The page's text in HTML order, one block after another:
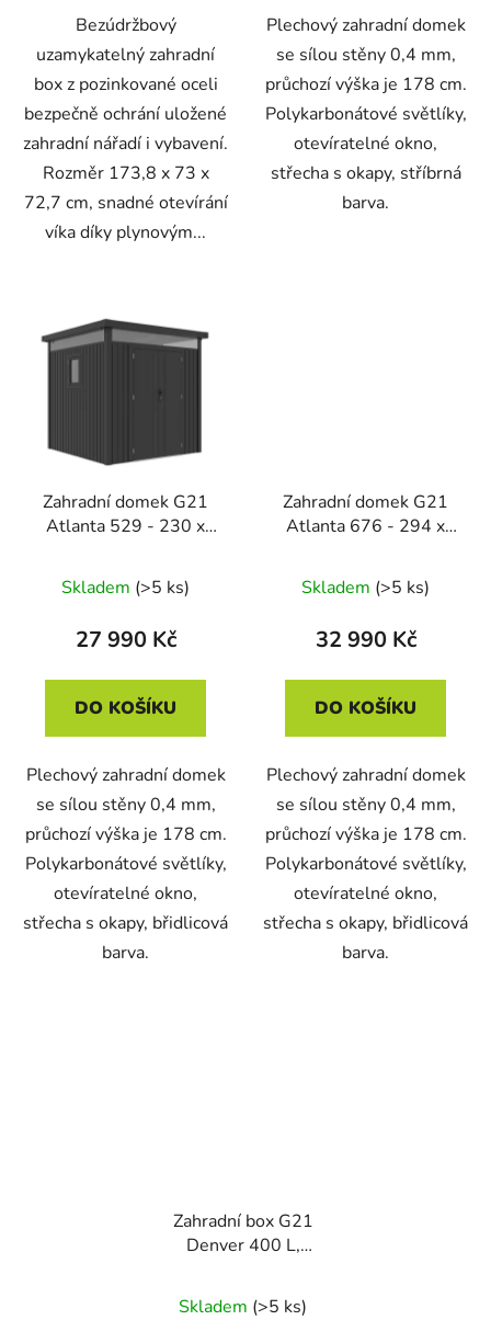
Bezúdržbový
uzamykatelný zahradní
box z pozinkované oceli
bezpečně ochrání uložené
zahradní nářadí i vybavení.
Rozměr 173,8 x 73 x
72,7 cm, snadné otevírání
víka díky plynovým...
Plechový zahradní domek
se sílou stěny 0,4 mm,
průchozí výška je 178 cm.
Polykarbonátové světlíky,
otevíratelné okno,
střecha s okapy, stříbrná
barva.
Zahradní domek G21
Atlanta 529 - 230 x
Skladem (>5 ks)
27 990 Kč
DO KOŠÍKU
Plechový zahradní domek
se sílou stěny 0,4 mm,
průchozí výška je 178 cm.
Polykarbonátové světlíky,
otevíratelné okno,
střecha s okapy, břidlicová
barva.
Zahradní domek G21
Atlanta 676 - 294 x
Skladem (>5 ks)
32 990 Kč
DO KOŠÍKU
Plechový zahradní domek
se sílou stěny 0,4 mm,
průchozí výška je 178 cm.
Polykarbonátové světlíky,
otevíratelné okno,
střecha s okapy, břidlicová
barva.
Zahradní box G21
Denver 400 L,
Skladem (>5 ks)